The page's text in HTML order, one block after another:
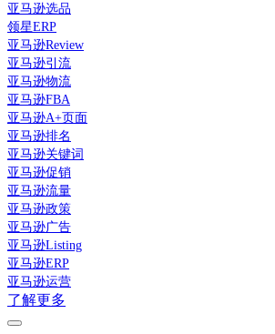
亚马逊选品
领星ERP
亚马逊Review
亚马逊引流
亚马逊物流
亚马逊FBA
亚马逊A+页面
亚马逊排名
亚马逊关键词
亚马逊促销
亚马逊流量
亚马逊政策
亚马逊广告
亚马逊Listing
亚马逊ERP
亚马逊运营
了解更多